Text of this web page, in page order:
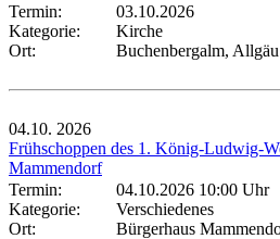
Termin:
03.10.2026
Kategorie:
Kirche
Ort:
Buchenbergalm, Allgäu
04.10. 2026
Frühschoppen des 1. König-Ludwig-
Mammendorf
Termin:
04.10.2026 10:00 Uhr
Kategorie:
Verschiedenes
Ort:
Bürgerhaus